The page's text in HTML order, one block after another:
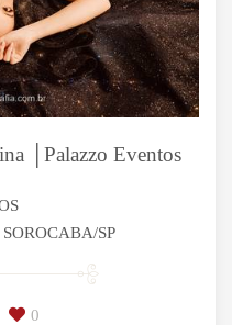
│Palazzo Eventos
SP
0